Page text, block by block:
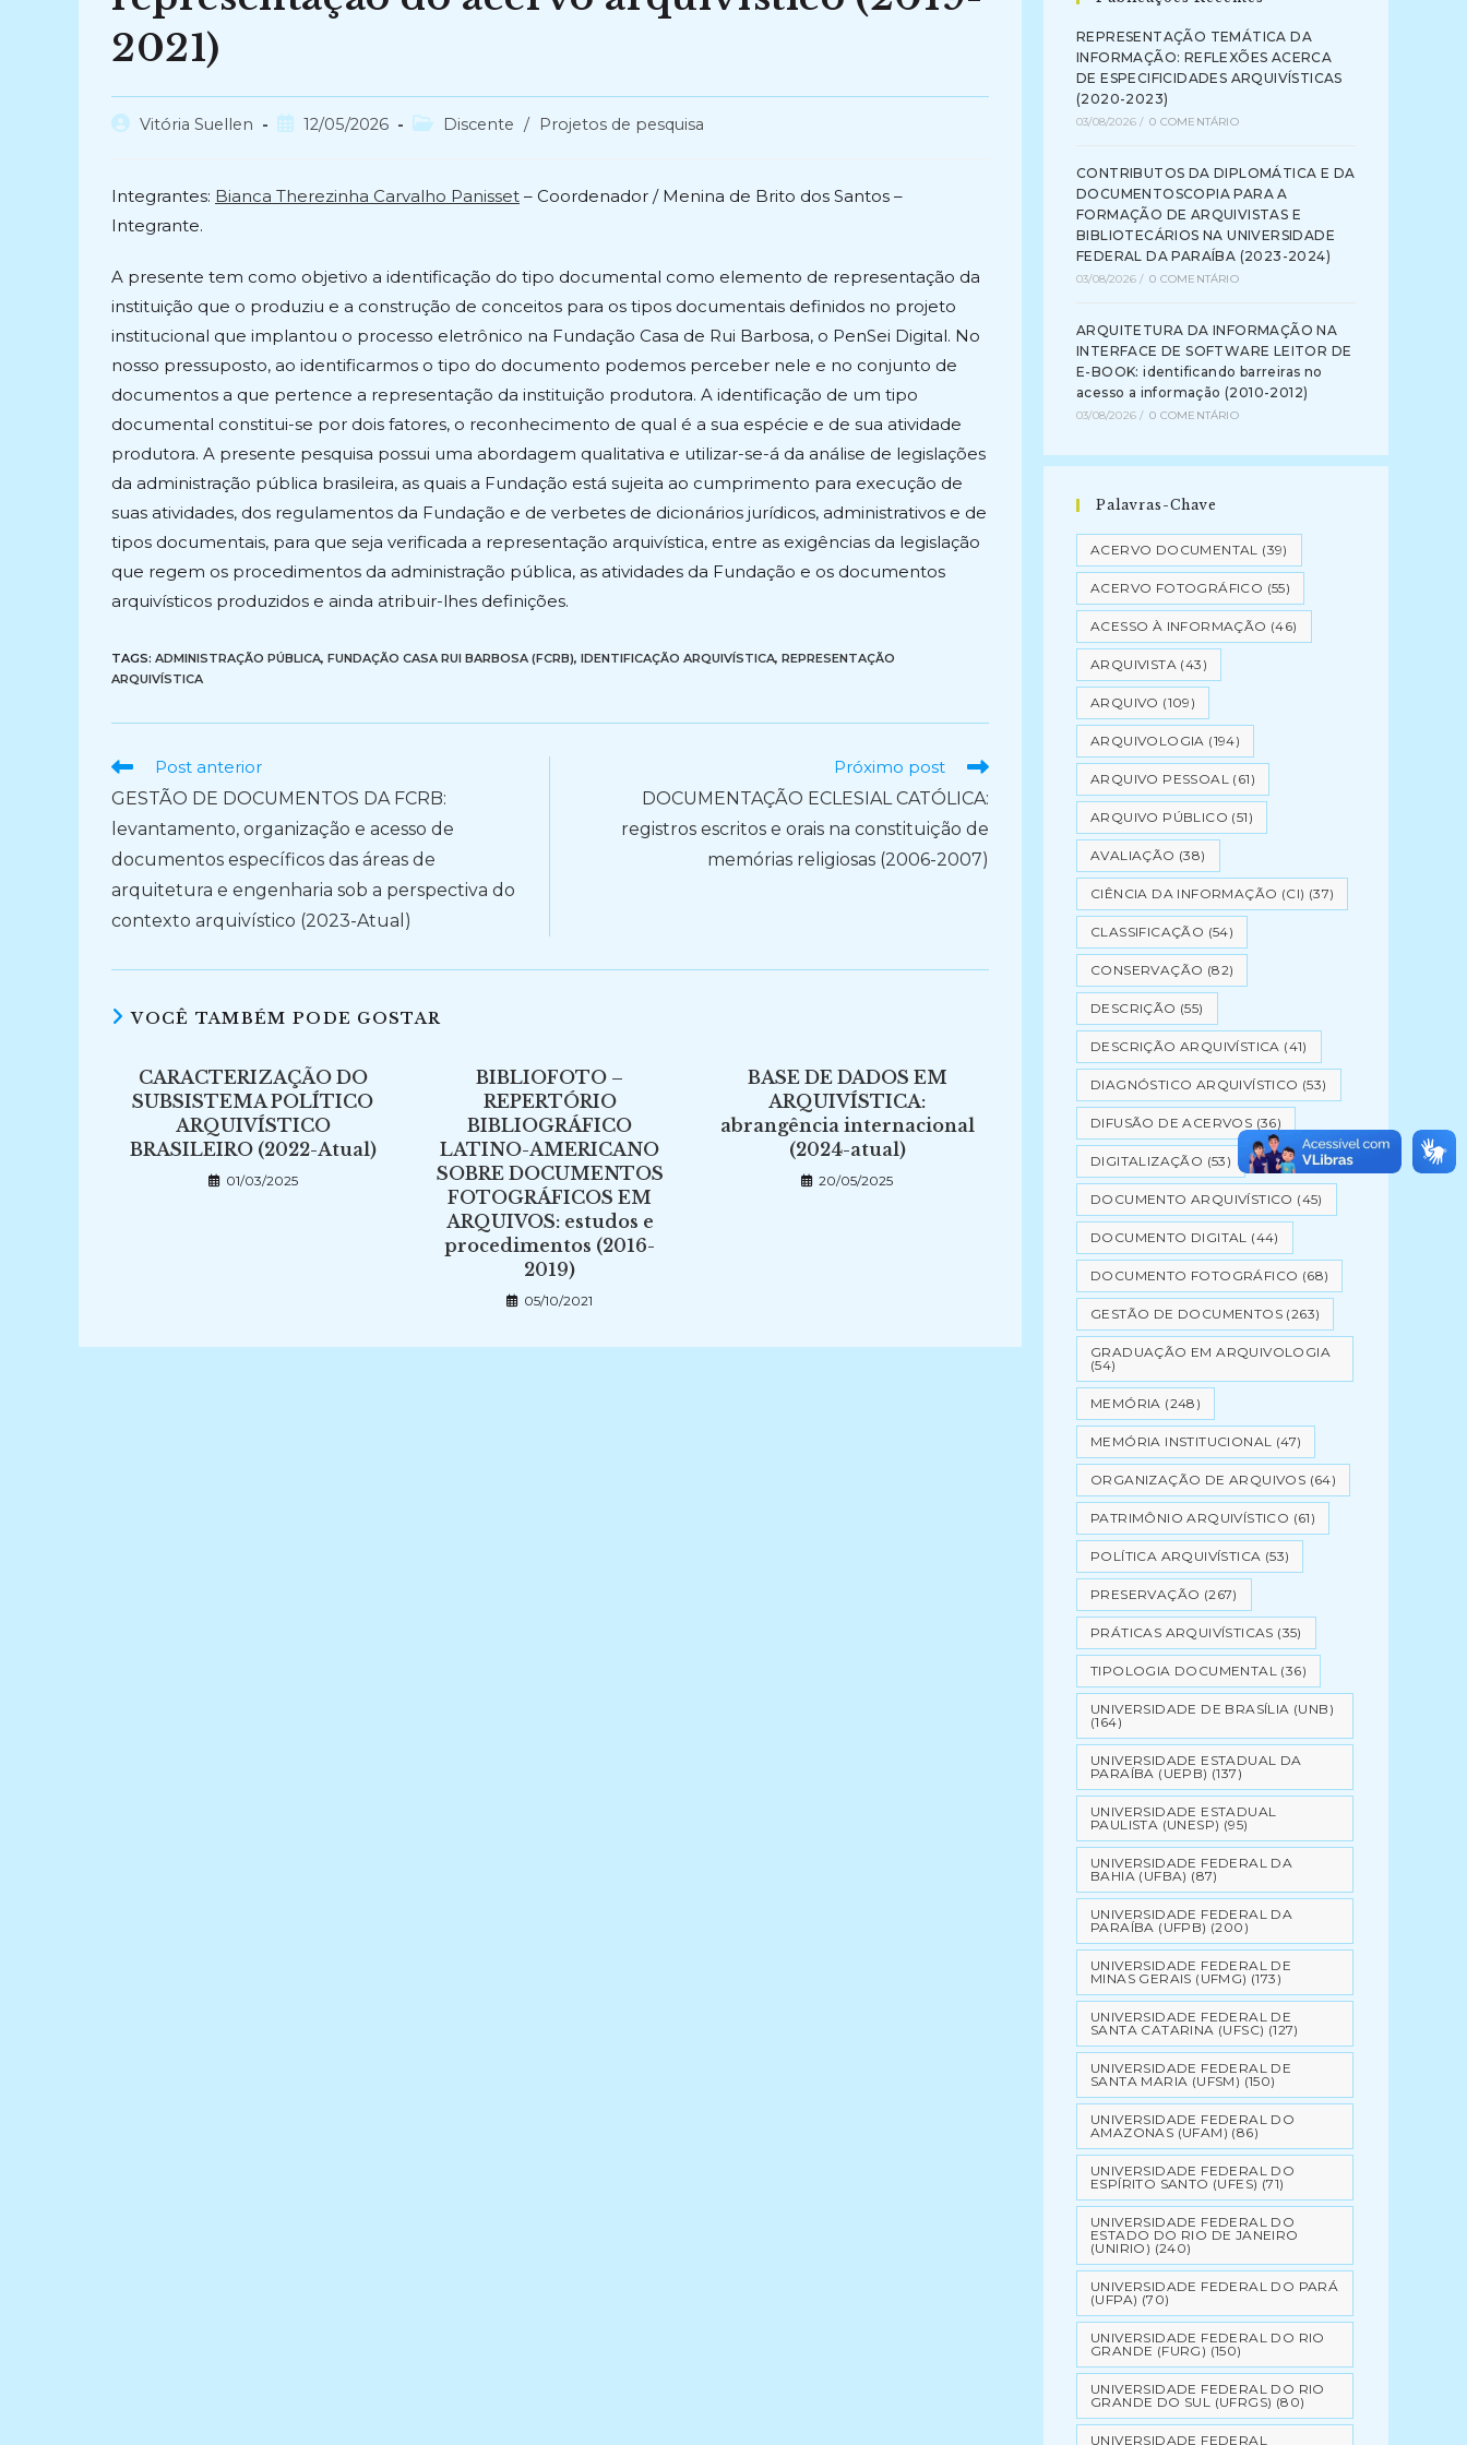
2021)
AutorVitória Suellen
Post12/05/2026
Categoria
Discente / Projetos de pesquisa
Integrantes: Bianca Therezinha Carvalho Panisset – Coordenador / Menina de Brito dos Santos –
Integrante.
A presente tem como objetivo a identificação do tipo documental como elemento de representação da
instituição que o produziu e a construção de conceitos para os tipos documentais definidos no projeto
institucional que implantou o processo eletrônico na Fundação Casa de Rui Barbosa, o PenSei Digital. No
nosso pressuposto, ao identificarmos o tipo do documento podemos perceber nele e no conjunto de
documentos a que pertence a representação da instituição produtora. A identificação de um tipo
documental constitui-se por dois fatores, o reconhecimento de qual é a sua espécie e de sua atividade
produtora. A presente pesquisa possui uma abordagem qualitativa e utilizar-se-á da análise de legislações
da administração pública brasileira, as quais a Fundação está sujeita ao cumprimento para execução de
suas atividades, dos regulamentos da Fundação e de verbetes de dicionários jurídicos, administrativos e de
tipos documentais, para que seja verificada a representação arquivística, entre as exigências da legislação
que regem os procedimentos da administração pública, as atividades da Fundação e os documentos
arquivísticos produzidos e ainda atribuir-lhes definições.
TAGS: ADMINISTRAÇÃO PÚBLICA, FUNDAÇÃO CASA RUI BARBOSA (FCRB), IDENTIFICAÇÃO ARQUIVÍSTICA, REPRESENTAÇÃO
ARQUIVÍSTICA
Ler
artigos
Post anterior
GESTÃO DE DOCUMENTOS DA FCRB:
levantamento, organização e acesso de
documentos específicos das áreas de
arquitetura e engenharia sob a perspectiva do
contexto arquivístico (2023-Atual)
Próximo post
DOCUMENTAÇÃO ECLESIAL CATÓLICA:
registros escritos e orais na constituição de
memórias religiosas (2006-2007)
VOCÊ TAMBÉM PODE GOSTAR
CARACTERIZAÇÃO DO
SUBSISTEMA POLÍTICO
ARQUIVÍSTICO
BRASILEIRO (2022-Atual)
01/03/2025
BIBLIOFOTO –
REPERTÓRIO
BIBLIOGRÁFICO
LATINO-AMERICANO
SOBRE DOCUMENTOS
FOTOGRÁFICOS EM
ARQUIVOS: estudos e
procedimentos (2016-
2019)
05/10/2021
BASE DE DADOS EM
ARQUIVÍSTICA:
abrangência internacional
(2024-atual)
20/05/2025
REPRESENTAÇÃO TEMÁTICA DA
INFORMAÇÃO: REFLEXÕES ACERCA
DE ESPECIFICIDADES ARQUIVÍSTICAS
(2020-2023)
03/08/2026 / 0 COMENTÁRIO
CONTRIBUTOS DA DIPLOMÁTICA E DA
DOCUMENTOSCOPIA PARA A
FORMAÇÃO DE ARQUIVISTAS E
BIBLIOTECÁRIOS NA UNIVERSIDADE
FEDERAL DA PARAÍBA (2023-2024)
03/08/2026 / 0 COMENTÁRIO
ARQUITETURA DA INFORMAÇÃO NA
INTERFACE DE SOFTWARE LEITOR DE
E-BOOK: identificando barreiras no
acesso a informação (2010-2012)
03/08/2026 / 0 COMENTÁRIO
Palavras-Chave
ACERVO DOCUMENTAL (39)
ACERVO FOTOGRÁFICO (55)
ACESSO À INFORMAÇÃO (46)
ARQUIVISTA (43)
ARQUIVO (109)
ARQUIVOLOGIA (194)
ARQUIVO PESSOAL (61)
ARQUIVO PÚBLICO (51)
AVALIAÇÃO (38)
CIÊNCIA DA INFORMAÇÃO (CI) (37)
CLASSIFICAÇÃO (54)
CONSERVAÇÃO (82)
DESCRIÇÃO (55)
DESCRIÇÃO ARQUIVÍSTICA (41)
DIAGNÓSTICO ARQUIVÍSTICO (53)
DIFUSÃO DE ACERVOS (36)
DIGITALIZAÇÃO (53)
DOCUMENTO ARQUIVÍSTICO (45)
DOCUMENTO DIGITAL (44)
DOCUMENTO FOTOGRÁFICO (68)
GESTÃO DE DOCUMENTOS (263)
GRADUAÇÃO EM ARQUIVOLOGIA
(54)
MEMÓRIA (248)
MEMÓRIA INSTITUCIONAL (47)
ORGANIZAÇÃO DE ARQUIVOS (64)
PATRIMÔNIO ARQUIVÍSTICO (61)
POLÍTICA ARQUIVÍSTICA (53)
PRESERVAÇÃO (267)
PRÁTICAS ARQUIVÍSTICAS (35)
TIPOLOGIA DOCUMENTAL (36)
UNIVERSIDADE DE BRASÍLIA (UNB)
(164)
UNIVERSIDADE ESTADUAL DA
PARAÍBA (UEPB) (137)
UNIVERSIDADE ESTADUAL
PAULISTA (UNESP) (95)
UNIVERSIDADE FEDERAL DA
BAHIA (UFBA) (87)
UNIVERSIDADE FEDERAL DA
PARAÍBA (UFPB) (200)
UNIVERSIDADE FEDERAL DE
MINAS GERAIS (UFMG) (173)
UNIVERSIDADE FEDERAL DE
SANTA CATARINA (UFSC) (127)
UNIVERSIDADE FEDERAL DE
SANTA MARIA (UFSM) (150)
UNIVERSIDADE FEDERAL DO
AMAZONAS (UFAM) (86)
UNIVERSIDADE FEDERAL DO
ESPÍRITO SANTO (UFES) (71)
UNIVERSIDADE FEDERAL DO
ESTADO DO RIO DE JANEIRO
(UNIRIO) (240)
UNIVERSIDADE FEDERAL DO PARÁ
(UFPA) (70)
UNIVERSIDADE FEDERAL DO RIO
GRANDE (FURG) (150)
UNIVERSIDADE FEDERAL DO RIO
GRANDE DO SUL (UFRGS) (80)
UNIVERSIDADE FEDERAL